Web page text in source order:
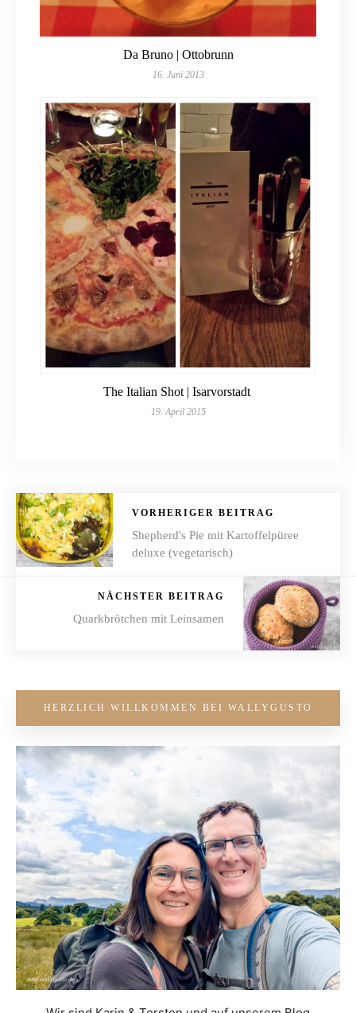
Da Bruno | Ottobrunn
16. Juni 2013
The Italian Shot | Isarvorstadt
19. April 2015
VORHERIGER BEITRAG
Shepherd's Pie mit Kartoffelpüree
deluxe (vegetarisch)
NÄCHSTER BEITRAG
Quarkbrötchen mit Leinsamen
HERZLICH WILLKOMMEN BEI WALLYGUSTO